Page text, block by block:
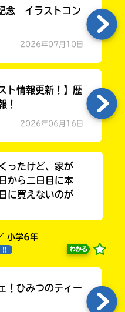
念 イラストコン
2026年07月10日
情報更新！】歴
！
2026年06月16日
ったけど、家が
から二日目に本
に買えないのが
小学6年
!! わかる
！ひみつのティー